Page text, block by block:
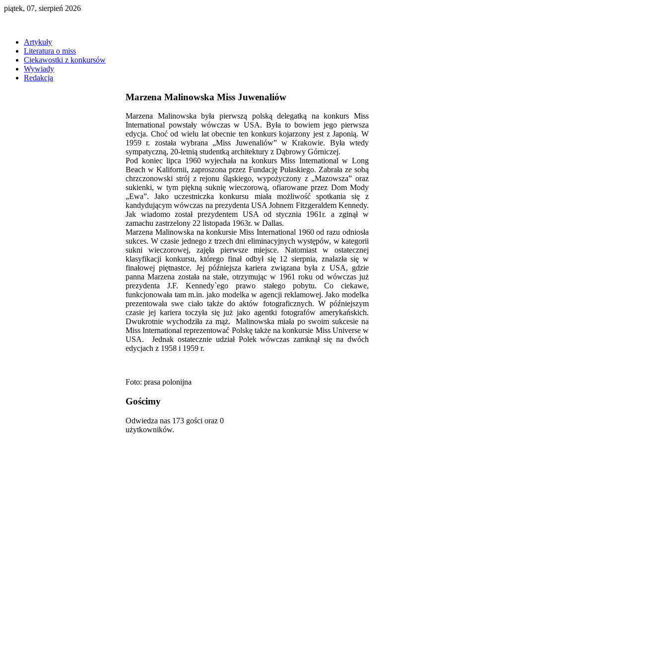
piątek, 07, sierpień 2026
Artykuły
Literatura o miss
Ciekawostki z konkursów
Wywiady
Redakcja
Marzena Malinowska Miss Juwenaliów
Marzena Malinowska była pierwszą polską delegatką na konkurs Miss
International powstały wówczas w USA. Była to bowiem jego pierwsza
edycja. Choć od wielu lat obecnie ten konkurs kojarzony jest z Japonią. W
1959 r. została wybrana „Miss Juwenaliów” w Krakowie. Była wtedy
sympatyczną, 20-letnią studentką architektury z Dąbrowy Górniczej.
Pod koniec lipca 1960 wyjechała na konkurs Miss International w Long
Beach w Kalifornii, zaproszona przez Fundację Pułaskiego. Zabrała ze sobą
chrzczonowski strój z rejonu śląskiego, wypożyczony z „Mazowsza” oraz
sukienki, w tym piękną suknię wieczorową, ofiarowane przez Dom Mody
„Ewa”. Jako uczestniczka konkursu miała możliwość spotkania się z
kandydującym wówczas na prezydenta USA Johnem Fitzgeraldem Kennedy.
Jak wiadomo został prezydentem USA od stycznia 1961r. a zginął w
zamachu zastrzelony 22 listopada 1963r. w Dallas.
Marzena Malinowska na konkursie Miss International 1960 od razu odniosła
sukces. W czasie jednego z trzech dni eliminacyjnych występów, w kategorii
sukni wieczorowej, zajęła pierwsze miejsce. Natomiast w ostatecznej
klasyfikacji konkursu, którego finał odbył się 12 sierpnia, znalazła się w
finałowej piętnastce. Jej późniejsza kariera związana była z USA, gdzie
panna Marzena została na stałe, otrzymując w 1961 roku od wówczas już
prezydenta J.F. Kennedy`ego prawo stałego pobytu. Co ciekawe,
funkcjonowała tam m.in. jako modelka w agencji reklamowej. Jako modelka
prezentowała swe ciało także do aktów fotograficznych. W późniejszym
czasie jej kariera toczyła się już jako agentki fotografów amerykańskich.
Dwukrotnie wychodziła za mąż. Malinowska miała po swoim sukcesie na
Miss International reprezentować Polskę także na konkursie Miss Universe w
USA. Jednak ostatecznie udział Polek wówczas zamknął się na dwóch
edycjach z 1958 i 1959 r.
Foto: prasa polonijna
Gościmy
Odwiedza nas 173 gości oraz 0
użytkowników.